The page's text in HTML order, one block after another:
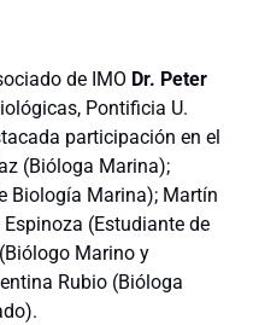
de IMO Dr. Peter
Pontificia U.
participación en el
(Bióloga Marina);
Biología Marina); Martín
(Estudiante de
Marino y
Rubio (Bióloga